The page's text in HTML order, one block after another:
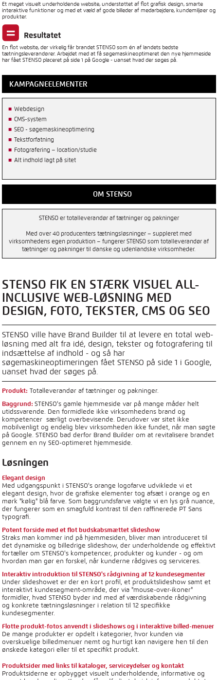
Et meget visuelt underholdende website, understøttet af flot grafisk design, smarte
interaktive funktioner og med et væld af gode billeder af medarbejdere, kundemiljøer og
produkter.
Resultatet
En flot website, der virkelig får brandet STENSO som én af landets bedste
tætningsleverandører. Arbejdet med at få søgemaskineoptimeret den nye hjemmeside
har fået STENSO placeret på side 1 på Google - uanset hvad der søges på.
KAMPAGNEELEMENTER
Webdesign
CMS-system
SEO - søgemaskineoptimering
Tekstforfatning
Fotografering – location/studie
Alt indhold lagt på sitet
OM STENSO
STENSO er totalleverandør af tætninger og pakninger
Med over 40 producenters tætningsløsninger – suppleret med
virksomhedens egen produktion – fungerer STENSO som totalleverandør af
tætninger og pakninger til danske og udenlandske virksomheder.
STENSO FIK EN STÆRK VISUEL ALL-
INCLUSIVE WEB-LØSNING MED
DESIGN, FOTO, TEKSTER, CMS OG SEO
STENSO ville have Brand Builder til at levere en total web-
løsning med alt fra idé, design, tekster og fotografering til
indsættelse af indhold - og så har
søgemaskineoptimeringen fået STENSO på side 1 i Google,
uanset hvad der søges på.
Produkt: Totalleverandør af tætninger og pakninger.
Baggrund:STENSO's gamle hjemmeside var på mange måder helt
utidssvarende. Den formidlede ikke virksomhedens brand og
kompetencer særligt overbevisende. Derudover var sitet ikke
mobilvenligt og endelig blev virksomheden ikke fundet, når man søgte
på Google. STENSO bad derfor Brand Builder om at revitalisere brandet
gennem en ny SEO-optimeret hjemmeside.
Løsningen
Elegant design
Med udgangspunkt i STENSO's orange logofarve udviklede vi et
elegant design, hvor de grafiske elementer tog afsæt i orange og en
mørk "kølig" blå farve. Som baggrundsfarve valgte vi en lys grå nuance,
der fungerer som en smagfuld kontrast til den raffinerede PT Sans
typografi.
Potent forside med et flot budskabsmættet slideshow
Straks man kommer ind på hjemmesiden, bliver man introduceret til
det dynamiske og billedrige slideshow, der underholdende og effektivt
fortæller om STENSO's kompetencer, produkter og kunder - og om
hvordan man gør en forskel, når kunderne rådgives og serviceres.
Interaktiv introduktion til STENSO's rådgivning af 12 kundesegmenter
Under slideshowet er der en kort profil, et produktslideshow samt et
interaktivt kundesegment-område, der via "mouse-over-ikoner"
formidler, hvad STENSO byder ind med af værdiskabende rådgivning
og konkrete tætningsløsninger i relation til 12 specifikke
kundesegmenter.
Flotte produkt-fotos anvendt i slideshows og i interaktive billed-menuer
De mange produkter er opdelt i kategorier, hvor kunden via
overskuelige billedmenuer nemt og hurtigt kan navigere hen til den
ønskede kategori eller til et specifikt produkt.
Produktsider med links til kataloger, serviceydelser og kontakt
Produktsiderne er opbygget visuelt underholdende, informative og